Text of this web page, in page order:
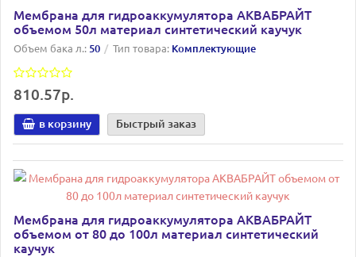
Мембрана для гидроаккумулятора АКВАБРАЙТ
объемом 50л материал синтетический каучук
Объем бака л.:50 Тип товара: Комплектующие
810.57р.
в корзину Быстрый заказ
Мембрана для гидроаккумулятора АКВАБРАЙТ
объемом от 80 до 100л материал синтетический
каучук